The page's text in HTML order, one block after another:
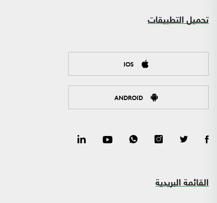
تحميل التطبيقات
IOS
ANDROID
القائمة البريدية